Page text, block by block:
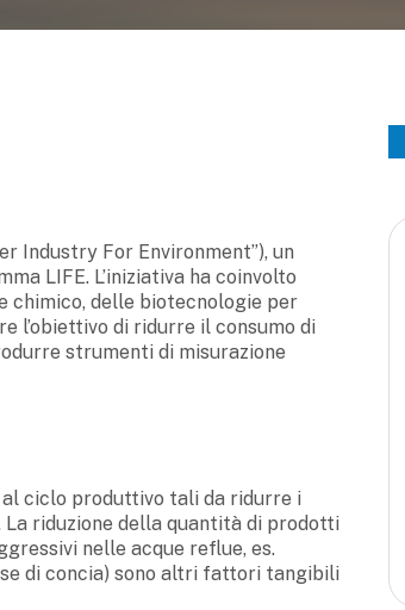
Industry For Environment”), un
LIFE. L’iniziativa ha coinvolto
chimico, delle biotecnologie per
l’obiettivo di ridurre il consumo di
strumenti di misurazione
ciclo produttivo tali da ridurre i
La riduzione della quantità di prodotti
nelle acque reflue, es.
di concia) sono altri fattori tangibili